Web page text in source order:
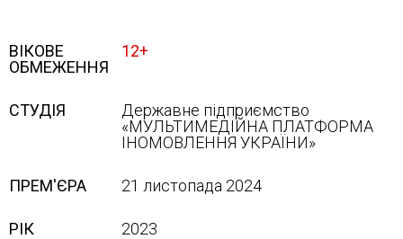
ВІКОВЕ
ОБМЕЖЕННЯ
12+
СТУДІЯ
Державне підприємство
«МУЛЬТИМЕДІЙНА ПЛАТФОРМА
ІНОМОВЛЕННЯ УКРАЇНИ»
ПРЕМ'ЄРА 21 листопада 2024
РІК 2023